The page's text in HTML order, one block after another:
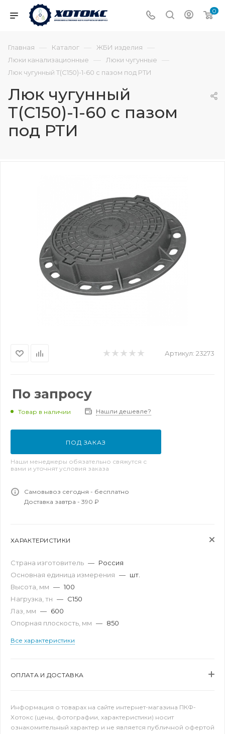
0
Главная — Каталог — ЖБИ изделия —
Люки канализационные — Люки чугунные —
Люк чугунный Т(С150)-1-60 с пазом под РТИ
Люк чугунный
Т(С150)-1-60 с пазом
под РТИ
Артикул: 23273
По запросу
Товар в наличии Нашли дешевле?
ПОД ЗАКАЗ
Наши менеджеры обязательно свяжутся с
вами и уточнят условия заказа
Самовывоз сегодня - бесплатно
Доставка завтра - 390 ₽
ХАРАКТЕРИСТИКИ
Страна изготовитель — Россия
Основная единица измерения — шт.
Высота, мм — 100
Нагрузка, тн — C150
Лаз, мм — 600
Опорная плоскость, мм — 850
Все характеристики
ОПЛАТА И ДОСТАВКА
Информация о товарах на сайте интернет-магазина ПКФ-
Хотокс (цены, фотографии, характеристики) носит
ознакомительный характер и не является публичной офертой